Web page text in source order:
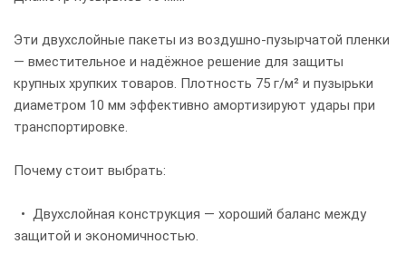
Эти двухслойные пакеты из воздушно-пузырчатой пленки
— вместительное и надёжное решение для защиты
крупных хрупких товаров. Плотность 75 г/м² и пузырьки
диаметром 10 мм эффективно амортизируют удары при
транспортировке.
Почему стоит выбрать:
• Двухслойная конструкция — хороший баланс между
защитой и экономичностью.